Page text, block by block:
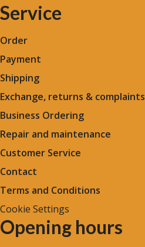
Service
Order
Payment
Shipping
Exchange, returns & complaints
Business Ordering
Repair and maintenance
Customer Service
Contact
Terms and Conditions
Cookie Settings
Opening hours